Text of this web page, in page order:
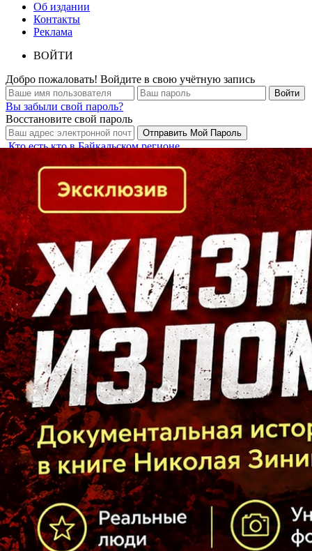
Об издании
Контакты
Реклама
ВОЙТИ
Добро пожаловать! Войдите в свою учётную запись
Вы забыли свой пароль?
Восстановите свой пароль
Кто есть кто в Байкальском регионе